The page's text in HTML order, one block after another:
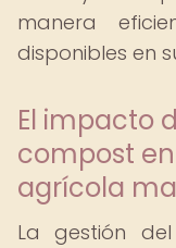
manera
disponibles en
El impacto
compost
agrícola
La gestión